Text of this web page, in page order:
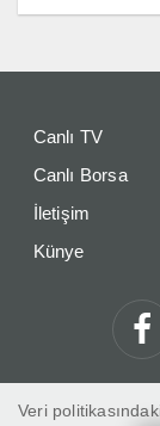
Canlı TV
Canlı Borsa
İletişim
Künye
Veri